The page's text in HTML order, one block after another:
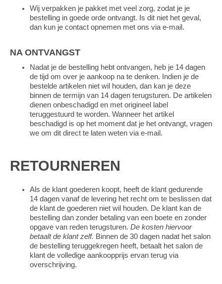
Wij verpakken je pakket met veel zorg, zodat je je
bestelling in goede orde ontvangt. Is dit niet het geval,
dan kun je contact opnemen met ons via e-mail.
NA ONTVANGST
Nadat je de bestelling hebt ontvangen, heb je 14 dagen
de tijd om over je aankoop na te denken. Indien je de
bestelde artikelen niet wil houden, dan kan je deze
binnen de termijn van 14 dagen terugsturen. De artikelen
dienen onbeschadigd en met origineel label
teruggestuurd te worden. Wanneer het artikel
beschadigd is op het moment dat je het ontvangt, vragen
we om dit direct te laten weten via e-mail.
RETOURNEREN
Als de klant goederen koopt, heeft de klant gedurende
14 dagen vanaf de levering het recht om te beslissen dat
de klant de goederen niet wil houden. De klant kan de
bestelling dan zonder betaling van een boete en zonder
opgave van reden terugsturen. De kosten hiervoor
betaalt de klant zelf. Binnen de 30 dagen nadat het salon
de bestelling teruggekregen heeft, betaalt het salon de
klant de volledige aankoopprijs ervan terug via
overschrijving.